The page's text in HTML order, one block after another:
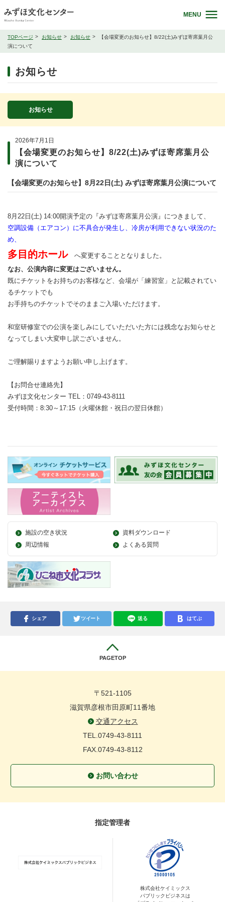
MENU
TOPページ お知らせ お知らせ
【会場変更のお知らせ】8/22(土)みずほ寄席葉月公
演について
お知らせ
お知らせ
2026年7月1日
【会場変更のお知らせ】8/22(土)みずほ寄席葉月公
演について
【会場変更のお知らせ】8月22日(土) みずほ寄席葉月公演について
8月22日(土) 14:00開演予定の『みずほ寄席葉月公演』につきまして、
空調設備（エアコン）に不具合が発生し、冷房が利用できない状況のた
め、
多目的ホールへ変更することとなりました。
なお、公演内容に変更はございません。
既にチケットをお持ちのお客様など、会場が「練習室」と記載されてい
るチケットでも
お手持ちのチケットでそのままご入場いただけます。
和室研修室での公演を楽しみにしていただいた方には残念なお知らせと
なってしまい大変申し訳ございません。
ご理解賜りますようお願い申し上げます。
【お問合せ連絡先】
みずほ文化センター TEL：0749-43-8111
受付時間：8:30～17:15（火曜休館・祝日の翌日休館）
施設の空き状況
資料ダウンロード
周辺情報
よくある質問
シェア ツイート 送る はてぶ
PAGETOP
〒521-1105
滋賀県彦根市田原町11番地
交通アクセス
TEL.0749-43-8111
FAX.0749-43-8112
お問い合わせ
指定管理者
株式会社ケイミックス
パブリックビジネスは